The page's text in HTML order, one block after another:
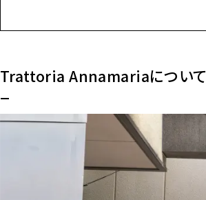
コンセプト
レストランの評価
外観・エントランス
ダイニングスペース
実際に味わった料理
まとめと感想
予約とアクセス情報
Trattoria Annamariaについ